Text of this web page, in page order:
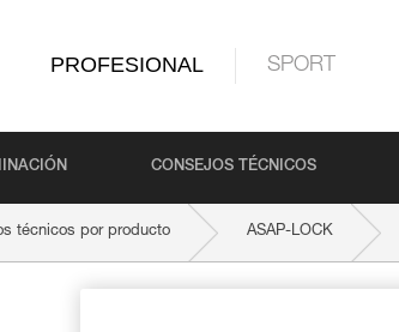
PROFESIONAL SPORT
CONSEJOS TÉCNICOS
técnicos por producto ASAP-LOCK